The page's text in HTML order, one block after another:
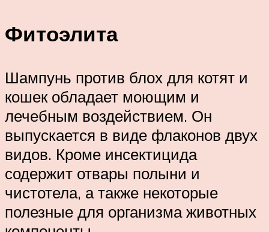
Фитоэлита
Шампунь против блох для котят и
кошек обладает моющим и
лечебным воздействием. Он
выпускается в виде флаконов двух
видов. Кроме инсектицида
содержит отвары полыни и
чистотела, а также некоторые
полезные для организма животных